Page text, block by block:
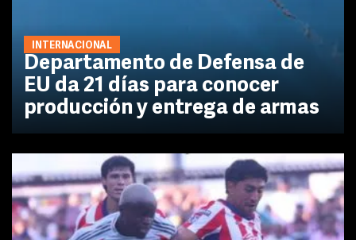
INTERNACIONAL
Departamento de Defensa de
EU da 21 días para conocer
producción y entrega de armas